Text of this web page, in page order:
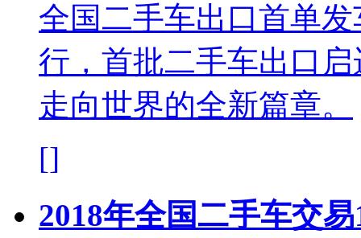
全国二手车出口首单
行，首批二手车出口
走向世界的全新篇章。
[]
2018年全国二手车交